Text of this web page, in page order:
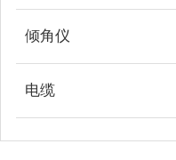
倾角仪
电缆